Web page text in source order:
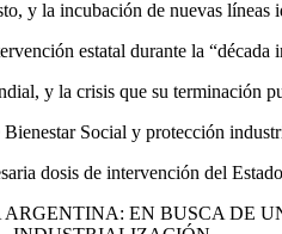
y la incubación de nuevas líneas
estatal durante la “década
y la crisis que su terminación
Bienestar Social y protección
dosis de intervención del Estado
EN BUSCA DE